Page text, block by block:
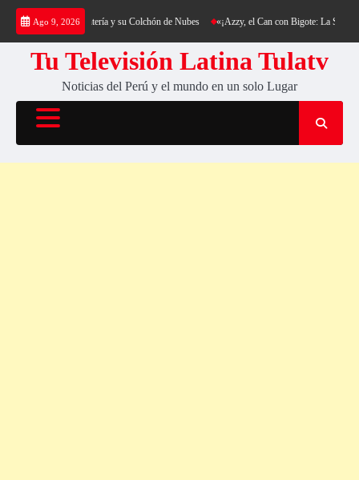
Saltar
contenido
Ago 9, 2026
al Cerro Cantería y su Colchón de Nubes «¡Azzy, el Can con Bigote: La Sensación
Tu Televisión Latina Tulatv
Noticias del Perú y el mundo en un solo Lugar